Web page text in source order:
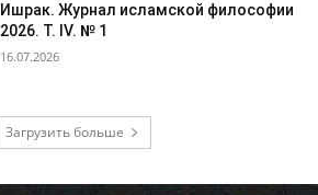
Ишрак. Журнал исламской философии
2026. Т. IV. № 1
16.07.2026
Загрузить больше